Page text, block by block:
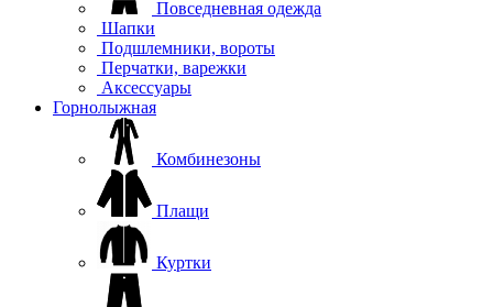
Повседневная одежда
Шапки
Подшлемники, вороты
Перчатки, варежки
Аксессуары
Горнолыжная
Комбинезоны
Плащи
Куртки